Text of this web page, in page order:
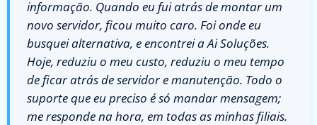
informação. Quando eu fui atrás de montar um
novo servidor, ficou muito caro. Foi onde eu
busquei alternativa, e encontrei a Ai Soluções.
Hoje, reduziu o meu custo, reduziu o meu tempo
de ficar atrás de servidor e manutenção. Todo o
suporte que eu preciso é só mandar mensagem;
me responde na hora, em todas as minhas filiais.